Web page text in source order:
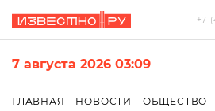
+7
7 августа 2026 03:09
ГЛАВНАЯ НОВОСТИ ОБЩЕСТВО